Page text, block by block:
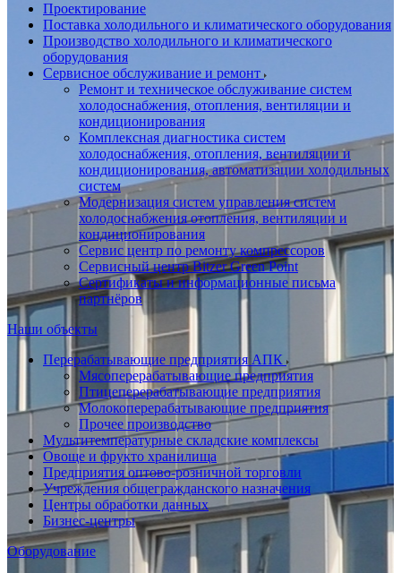
Проектирование
Поставка холодильного и климатического оборудования
Производство холодильного и климатического
оборудования
Сервисное обслуживание и ремонт
Ремонт и техническое обслуживание систем
холодоснабжения, отопления, вентиляции и
кондиционирования
Комплексная диагностика систем
холодоснабжения, отопления, вентиляции и
кондиционирования, автоматизации холодильных
систем
Модернизация систем управления систем
холодоснабжения отопления, вентиляции и
кондиционирования
Сервис центр по ремонту компрессоров
Сервисный центр Bitzer Green Point
Сертификаты и информационные письма
партнёров
Наши объекты
Перерабатывающие предприятия АПК
Мясоперерабатывающие предприятия
Птицеперерабатывающие предприятия
Молокоперерабатывающие предприятия
Прочее производство
Мультитемпературные складские комплексы
Овоще и фрукто хранилища
Предприятия оптово-розничной торговли
Учреждения общегражданского назначения
Центры обработки данных
Бизнес-центры
Оборудование